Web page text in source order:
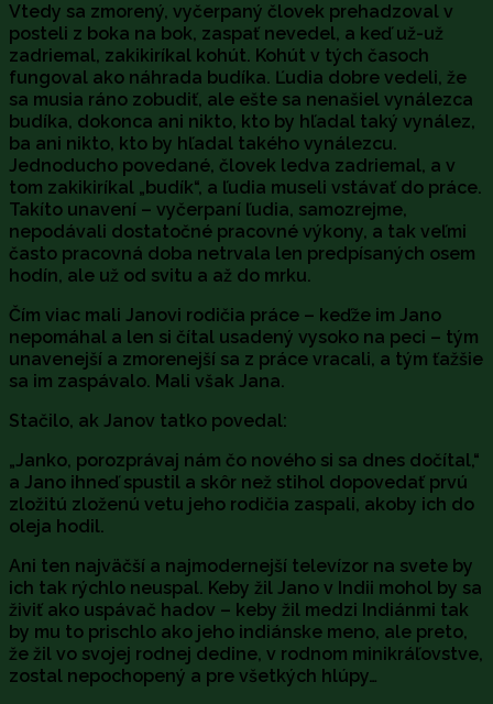
Vtedy sa zmorený, vyčerpaný človek prehadzoval v
posteli z boka na bok, zaspať nevedel, a keď už-už
zadriemal, zakikiríkal kohút. Kohút v tých časoch
fungoval ako náhrada budíka. Ľudia dobre vedeli, že
sa musia ráno zobudiť, ale ešte sa nenašiel vynálezca
budíka, dokonca ani nikto, kto by hľadal taký vynález,
ba ani nikto, kto by hľadal takého vynálezcu.
Jednoducho povedané, človek ledva zadriemal, a v
tom zakikiríkal „budík“, a ľudia museli vstávať do práce.
Takíto unavení – vyčerpaní ľudia, samozrejme,
nepodávali dostatočné pracovné výkony, a tak veľmi
často pracovná doba netrvala len predpísaných osem
hodín, ale už od svitu a až do mrku.
Čím viac mali Janovi rodičia práce – keďže im Jano
nepomáhal a len si čítal usadený vysoko na peci – tým
unavenejší a zmorenejší sa z práce vracali, a tým ťažšie
sa im zaspávalo. Mali však Jana.
Stačilo, ak Janov tatko povedal:
„Janko, porozprávaj nám čo nového si sa dnes dočítal,“
a Jano ihneď spustil a skôr než stihol dopovedať prvú
zložitú zloženú vetu jeho rodičia zaspali, akoby ich do
oleja hodil.
Ani ten najväčší a najmodernejší televízor na svete by
ich tak rýchlo neuspal. Keby žil Jano v Indii mohol by sa
živiť ako uspávač hadov – keby žil medzi Indiánmi tak
by mu to prischlo ako jeho indiánske meno, ale preto,
že žil vo svojej rodnej dedine, v rodnom minikráľovstve,
zostal nepochopený a pre všetkých hlúpy…